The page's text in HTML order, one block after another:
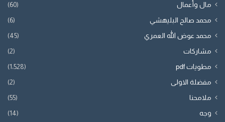
مال وأعمال (60)
محمد صالح البليهشي (6)
محمد عوض الله العمري (45)
مشاركات (2)
مطويات pdf (1٬528)
مفضلة الاولى (2)
ملامحنا (55)
وجه (14)